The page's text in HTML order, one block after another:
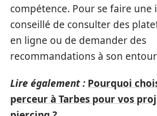
compétence. Pour se faire une
conseillé de consulter des
en ligne ou de demander des
recommandations à son
Lire également : Pourquoi
perceur à Tarbes pour vos